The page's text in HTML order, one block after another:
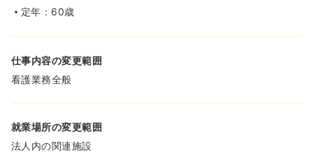
定年：60歳
仕事内容の変更範囲
看護業務全般
就業場所の変更範囲
法人内の関連施設